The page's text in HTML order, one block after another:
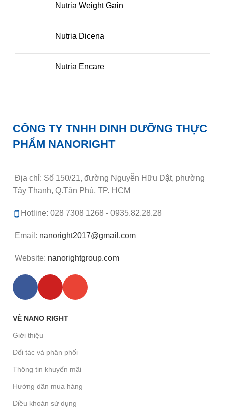
Nutria Weight Gain
Nutria Dicena
Nutria Encare
CÔNG TY TNHH DINH DƯỠNG THỰC
PHẨM NANORIGHT
Địa chỉ: Số 150/21, đường Nguyễn Hữu Dật, phường
Tây Thạnh, Q.Tân Phú, TP. HCM
Hotline: 028 7308 1268 - 0935.82.28.28
Email: nanoright2017@gmail.com
Website: nanorightgroup.com
VỀ NANO RIGHT
Giới thiệu
Đối tác và phân phối
Thông tin khuyến mãi
Hướng dãn mua hàng
Điều khoản sử dụng